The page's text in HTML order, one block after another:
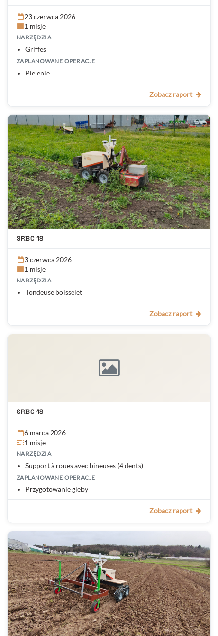
23 czerwca 2026
1 misje
NARZĘDZIA
Griffes
ZAPLANOWANE OPERACJE
Pielenie
Zobacz raport
SRBC 18
3 czerwca 2026
1 misje
NARZĘDZIA
Tondeuse boisselet
Zobacz raport
SRBC 18
6 marca 2026
1 misje
NARZĘDZIA
Support à roues avec bineuses (4 dents)
ZAPLANOWANE OPERACJE
Przygotowanie gleby
Zobacz raport